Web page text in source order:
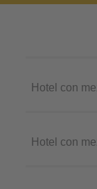
Hotel con
Hotel con